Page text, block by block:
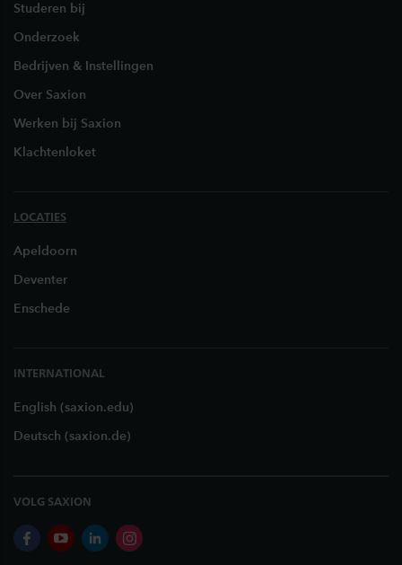
Studeren bij
Onderzoek
Bedrijven & Instellingen
Over Saxion
Werken bij Saxion
Klachtenloket
LOCATIES
Apeldoorn
Deventer
Enschede
INTERNATIONAL
English (saxion.edu)
Deutsch (saxion.de)
VOLG SAXION
facebookyoutubelinkedininstagram